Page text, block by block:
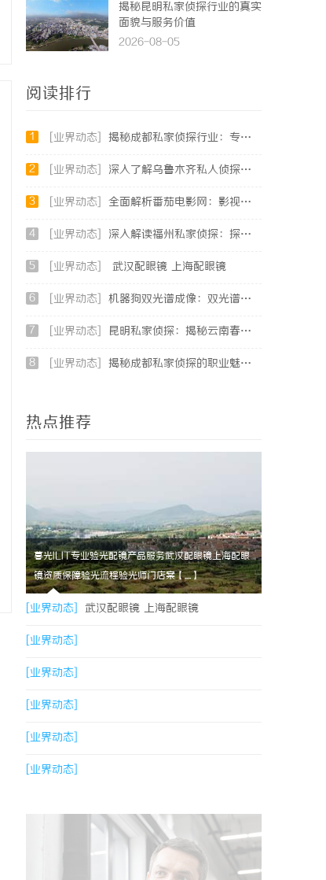
揭秘昆明私家侦探行业的真实
面貌与服务价值
2026-08-05
阅读排行
1 [业界动态] 揭秘成都私家侦探行业：专业服务与法律边界解析
2 [业界动态] 深入了解乌鲁木齐私人侦探行业的现状与发展趋势
3 [业界动态] 全面解析番茄电影网：影视爱好者的理想观影平台
4 [业界动态] 深入解读福州私家侦探：探秘专业侦探服务的魅力与实用价值
5 [业界动态] 武汉配眼镜 上海配眼镜
6 [业界动态] 机器狗双光谱成像：双光谱融合感知，筑牢工矿机器狗全域巡检识别能力
7 [业界动态] 昆明私家侦探：揭秘云南春城中的隐秘调查力量
8 [业界动态] 揭秘成都私家侦探的职业魅力与现实挑战
热点推荐
暮光ILIT专业验光配镜产品服务武汉配眼镜上海配眼
镜资质保障验光流程验光师门店案【....】
[业界动态] 武汉配眼镜 上海配眼镜
[业界动态]
[业界动态]
[业界动态]
[业界动态]
[业界动态]